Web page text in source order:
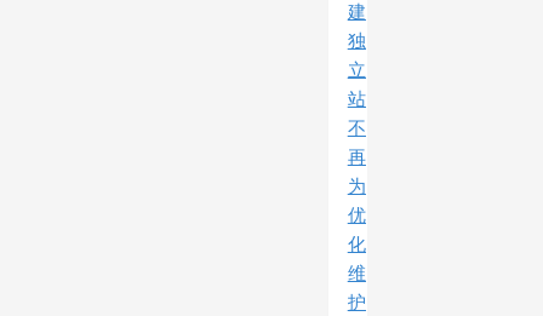
建
独
立
站
不
再
为
优
化
维
护